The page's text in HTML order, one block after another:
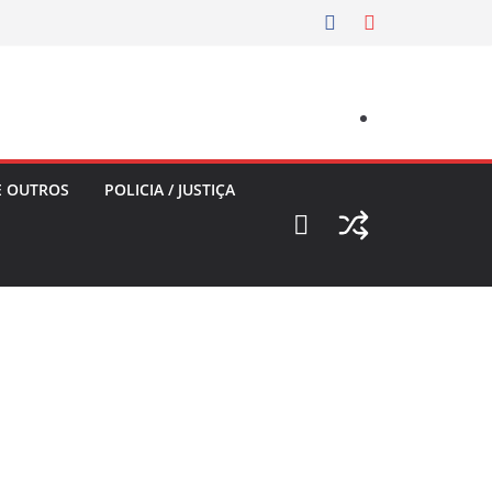
OUTROS POLICIA / JUSTIÇA